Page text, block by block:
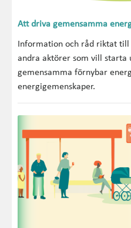
Att driva gemensamma
Information och råd riktat
andra aktörer som vill starta
gemensamma förnybar
energigemenskaper.